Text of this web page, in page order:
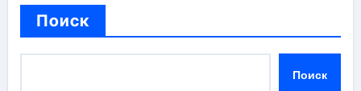
Поиск
Поиск